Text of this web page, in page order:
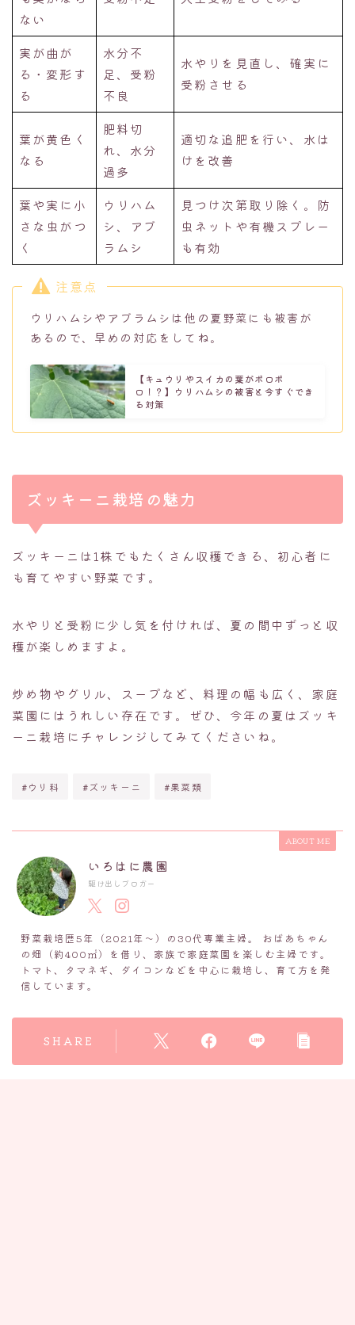
ない
実が曲が
る・変形す
る
水分不
足、受粉
不良
水やりを見直し、確実に
受粉させる
葉が黄色く
なる
肥料切
れ、水分
過多
適切な追肥を行い、水は
けを改善
葉や実に小
さな虫がつ
く
ウリハム
シ、アブ
ラムシ
見つけ次第取り除く。防
虫ネットや有機スプレー
も有効
注意点
ウリハムシやアブラムシは他の夏野菜にも被害が
あるので、早めの対応をしてね。
【キュウリやスイカの葉がボロボ
ロ！？】ウリハムシの被害と今すぐでき
る対策
ズッキーニ栽培の魅力
ズッキーニは1株でもたくさん収穫できる、初心者に
も育てやすい野菜です。
水やりと受粉に少し気を付ければ、夏の間中ずっと収
穫が楽しめますよ。
炒め物やグリル、スープなど、料理の幅も広く、家庭
菜園にはうれしい存在です。ぜひ、今年の夏はズッキ
ーニ栽培にチャレンジしてみてくださいね。
#ウリ科 #ズッキーニ #果菜類
ABOUT ME
いろはに農園
駆け出しブロガー
野菜栽培歴5年（2021年～）の30代専業主婦。 おばあちゃん
の畑（約400㎡）を借り、家族で家庭菜園を楽しむ主婦です。
トマト、タマネギ、ダイコンなどを中心に栽培し、育て方を発
信しています。
SHARE